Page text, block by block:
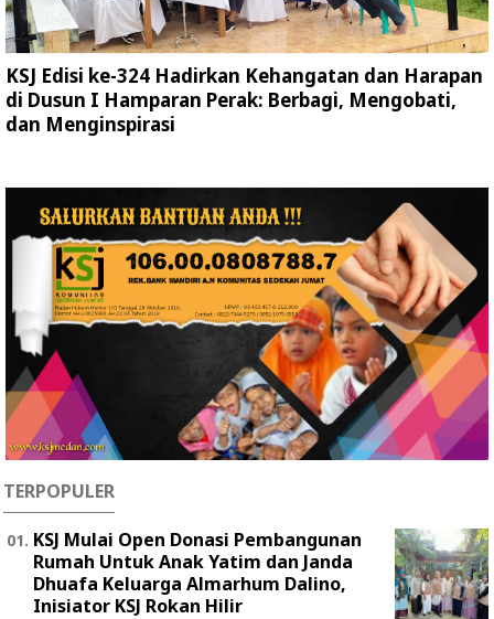
KSJ Edisi ke-324 Hadirkan Kehangatan dan Harapan
di Dusun I Hamparan Perak: Berbagi, Mengobati,
dan Menginspirasi
TERPOPULER
KSJ Mulai Open Donasi Pembangunan
Rumah Untuk Anak Yatim dan Janda
Dhuafa Keluarga Almarhum Dalino,
Inisiator KSJ Rokan Hilir